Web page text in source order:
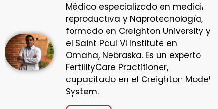
Médico especializado en medicina
reproductiva y Naprotecnología,
formado en Creighton University y
el Saint Paul VI Institute en
Omaha, Nebraska. Es un experto
FertilityCare Practitioner,
capacitado en el Creighton Model
System.